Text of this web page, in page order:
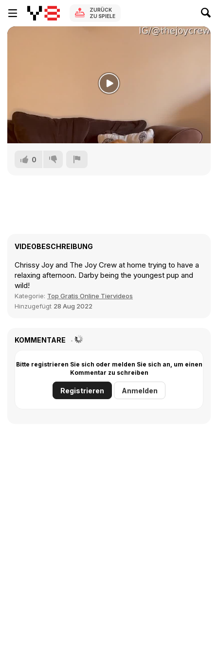
ZURÜCK
ZU SPIELE
0
VIDEOBESCHREIBUNG
Chrissy Joy and The Joy Crew at home trying to have a
relaxing afternoon. Darby being the youngest pup and
wild!
Kategorie: Top Gratis Online Tiervideos
Hinzugefügt 28 Aug 2022
KOMMENTARE
Bitte registrieren Sie sich oder melden Sie sich an, um einen
Kommentar zu schreiben
Registrieren Anmelden